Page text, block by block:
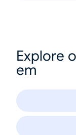
Explore
em